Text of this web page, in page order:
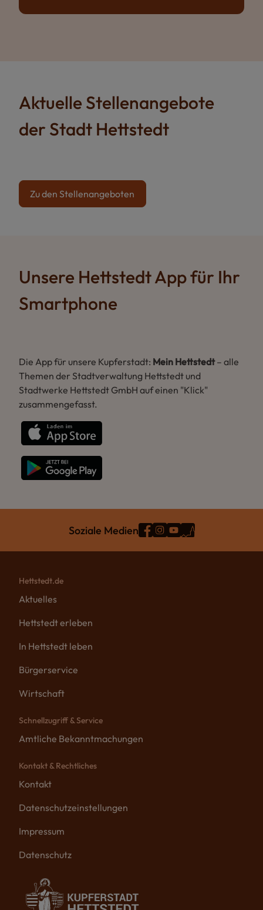
Aktuelle Stellenangebote
der Stadt Hettstedt
Zu den Stellenangeboten
Unsere Hettstedt App für Ihr
Smartphone
Die App für unsere Kupferstadt: Mein Hettstedt– alle
Themen der Stadtverwaltung Hettstedt und
Stadtwerke Hettstedt GmbH auf einen "Klick"
zusammengefasst.
Soziale Medien
Hettstedt.de
Aktuelles
Hettstedt erleben
In Hettstedt leben
Bürgerservice
Wirtschaft
Schnellzugriff & Service
Amtliche Bekanntmachungen
Kontakt & Rechtliches
Kontakt
Datenschutzeinstellungen
Impressum
Datenschutz